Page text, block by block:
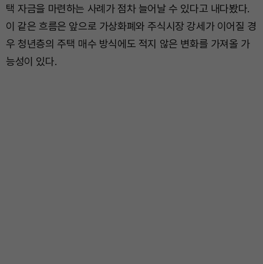
택 자금을 마련하는 사례가 점차 늘어날 수 있다고 내다봤다.
이 같은 흐름은 앞으로 가상화폐와 주식시장 강세가 이어질 경
우 청년층의 주택 매수 방식에도 적지 않은 변화를 가져올 가
능성이 있다.